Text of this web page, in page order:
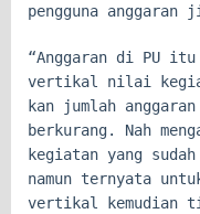
pengguna
“Anggaran di PU
vertikal nilai
kan jumlah
berkurang. Nah
kegiatan yang
namun ternyata
vertikal kemudian